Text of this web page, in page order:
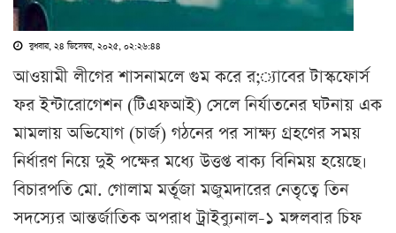
বুধবার, ২৪ ডিসেম্বর, ২০২৫, ০২:২৬:৪৪
আওয়ামী লীগের শাসনামলে গুম করে র;্যাবের টাস্কফোর্স
ফর ইন্টারোগেশন (টিএফআই) সেলে নির্যাতনের ঘটনায় এক
মামলায় অভিযোগ (চার্জ) গঠনের পর সাক্ষ্য গ্রহণের সময়
নির্ধারণ নিয়ে দুই পক্ষের মধ্যে উত্তপ্ত বাক্য বিনিময় হয়েছে।
বিচারপতি মো. গোলাম মর্তূজা মজুমদারের নেতৃত্বে তিন
সদস্যের আন্তর্জাতিক অপরাধ ট্রাইব্যুনাল-১ মঙ্গলবার চিফ